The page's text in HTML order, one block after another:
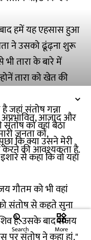
अप्रभावित, आजाद और
जनता को,
करने की आवश्यकता है.
हमें यह एहसास हुआ
ने उसको ढूंढ़ना शुरू
तारा के बारे में
तारा को खेत की
जहां संतोष गन्ना
को वहां बैठा
कि क्या उसने मेरी
से कहा कि वो यहां
गौतम को भी वहां
संतोष से कहते सुना
है. उसके बाद संजय
Search
widgets
More